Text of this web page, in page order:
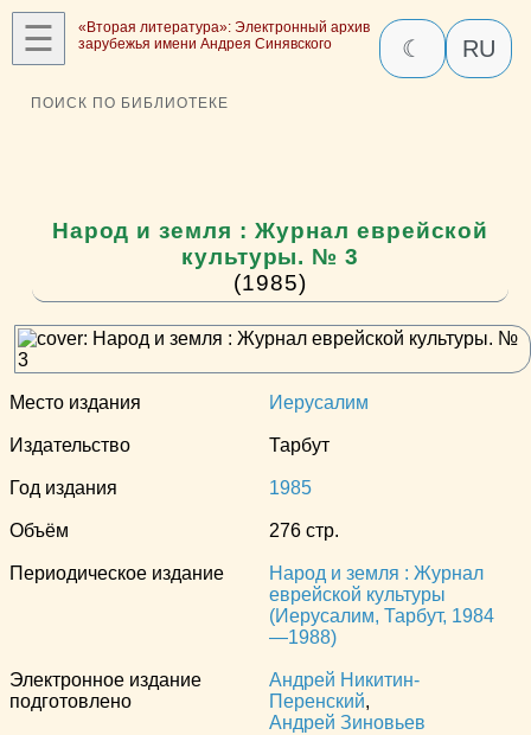
☰
«Вторая литература»: Электронный архив
зарубежья имени Андрея Синявского
☾ RU
ПОИСК ПО БИБЛИОТЕКЕ
Народ и земля : Журнал еврейской
культуры. № 3
(1985)
Место издания Иерусалим
Издательство Тарбут
Год издания 1985
Объём 276 стр.
Периодическое издание
Народ и земля : Журнал
еврейской культуры
(Иерусалим, Тарбут, 1984
—1988)
Электронное издание
подготовлено
Андрей Никитин-
Перенский,
Андрей Зиновьев